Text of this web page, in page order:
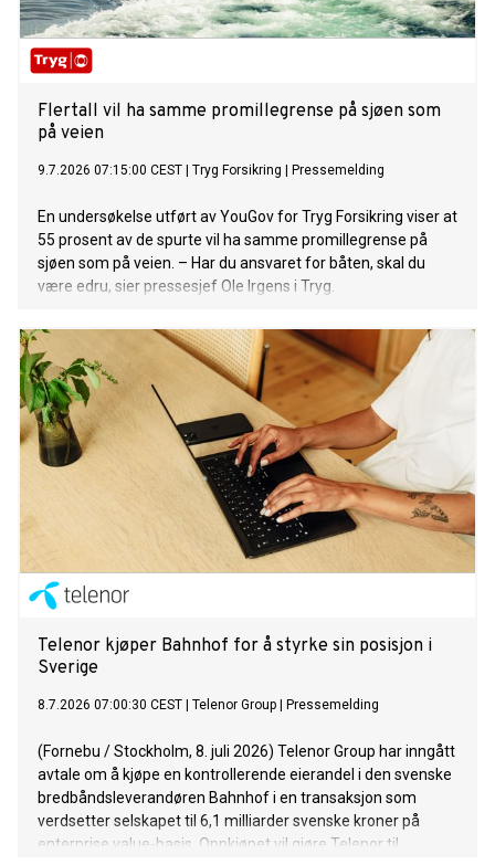
Flertall vil ha samme promillegrense på sjøen som
på veien
9.7.2026 07:15:00 CEST Tryg Forsikring Pressemelding
En undersøkelse utført av YouGov for Tryg Forsikring viser at
55 prosent av de spurte vil ha samme promillegrense på
sjøen som på veien. – Har du ansvaret for båten, skal du
være edru, sier pressesjef Ole Irgens i Tryg.
Telenor kjøper Bahnhof for å styrke sin posisjon i
Sverige
8.7.2026 07:00:30 CEST Telenor Group Pressemelding
(Fornebu / Stockholm, 8. juli 2026) Telenor Group har inngått
avtale om å kjøpe en kontrollerende eierandel i den svenske
bredbåndsleverandøren Bahnhof i en transaksjon som
verdsetter selskapet til 6,1 milliarder svenske kroner på
enterprise value-basis. Oppkjøpet vil gjøre Telenor til